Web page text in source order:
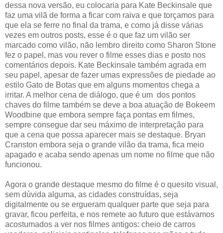
dessa nova versão, eu colocaria para Kate Beckinsale que
faz uma vilã de forma a ficar com raiva e que torçamos para
que ela se ferre no final da trama, e como já disse várias
vezes em outros posts, esse é o que faz um vilão ser
marcado como vilão, não lembro direito como Sharon Stone
fez o papel, mas vou rever o filme esses dias e posto nos
comentários depois. Kate Beckinsale também agrada em
seu papel, apesar de fazer umas expressões de piedade ao
estilo Gato de Botas que em alguns momentos chega a
irritar. A melhor cena de diálogo, que é um dos pontos
chaves do filme também se deve a boa atuação de Bokeem
Woodbine que embora sempre faça pontas em filmes,
sempre consegue dar seu máximo de interpretação para
que a cena que possa aparecer mais se destaque. Bryan
Cranston embora seja o grande vilão da trama, fica meio
apagado e acaba sendo apenas um nome no filme que não
funcionou.
Agora o grande destaque mesmo do filme é o quesito visual,
sem dúvida alguma, as cidades construídas, seja
digitalmente ou se ergueram qualquer parte que seja para
gravar, ficou perfeita, e nos remete ao futuro que estávamos
acostumados a ver nos filmes antigos: cheio de carros